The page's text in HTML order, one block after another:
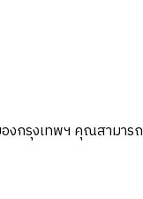
งกรุงเทพฯ คุณสามา